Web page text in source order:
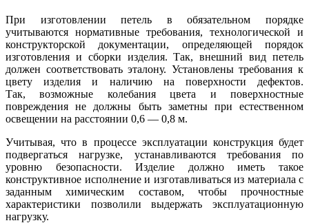
При изготовлении петель в обязательном порядке
учитываются нормативные требования, технологической и
конструкторской документации, определяющей порядок
изготовления и сборки изделия. Так, внешний вид петель
должен соответствовать эталону. Установлены требования к
цвету изделия и наличию на поверхности дефектов.
Так, возможные колебания цвета и поверхностные
повреждения не должны быть заметны при естественном
освещении на расстоянии 0,6 — 0,8 м.
Учитывая, что в процессе эксплуатации конструкция будет
подвергаться нагрузке, устанавливаются требования по
уровню безопасности. Изделие должно иметь такое
конструктивное исполнение и изготавливаться из материала с
заданным химическим составом, чтобы прочностные
характеристики позволили выдержать эксплуатационную
нагрузку.